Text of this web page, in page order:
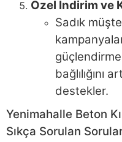
Özel İndirim ve
Sadık
bağlılığını
destekler.
Yenimahalle Beton
Sıkça Sorulan